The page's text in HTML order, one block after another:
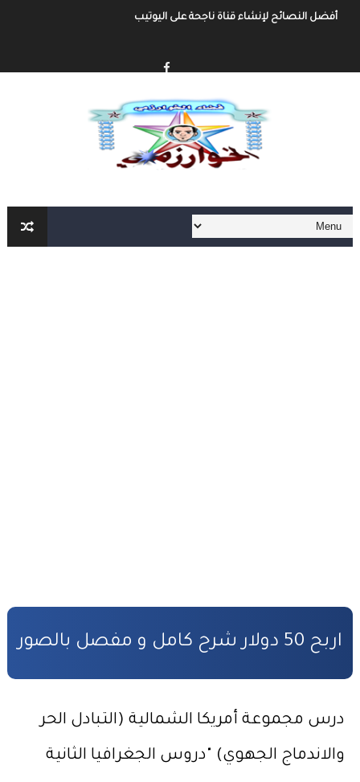
إنشاء قناة يوتيوب حول موضوع تهتم به وجني الأموال من خلال الإعلانات أو
كيفية إنشاء مدونة و الربح مهنا شرح مفصل و شامل
إنشاء المحتوى الرقمي و الربح منه شرح شامل و مفصل
أهم الأدوات الأساسية في العمل الحر على الأنترنت لا يمكنك الإستغاء عنها
المسؤولية المدنية في مجال الأضرار النووية
اربح 50 دولار شرح كامل و مفصل بالصور
درس مجموعة أمريكا الشمالية (التبادل الحر
والاندماج الجهوي) "دروس الجغرافيا الثانية